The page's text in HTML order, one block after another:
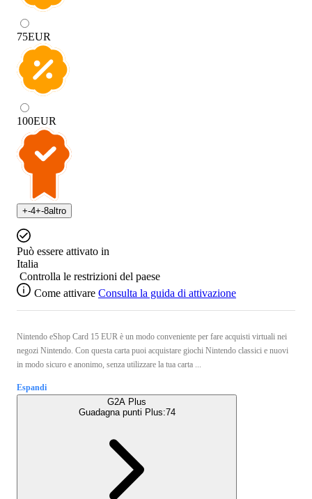
75EUR
100EUR
+-4+-8altro
Può essere attivato in
Italia
Controlla le restrizioni del paese
Come attivare Consulta la guida di attivazione
Nintendo eShop Card 15 EUR è un modo conveniente per fare acquisti virtuali nei
negozi Nintendo. Con questa carta puoi acquistare giochi Nintendo classici e nuovi
in modo sicuro e anonimo, senza utilizzare la tua carta ...
Espandi
G2A Plus
Guadagna punti Plus:74